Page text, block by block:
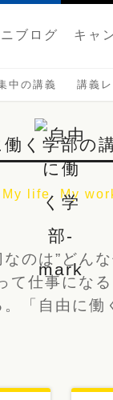
ブログ キャ
中の講義 講義
働く学部の
My life, My
のは”どん
て仕事にな
「自由に